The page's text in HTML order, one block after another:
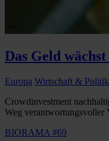
Das Geld
Europa Wirtschaft & Politik
Crowdinvestment
Weg verantwortungsvoller
BIORAMA #69